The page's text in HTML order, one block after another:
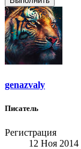
genazvaly
Писатель
Регистрация
12 Ноя 2014